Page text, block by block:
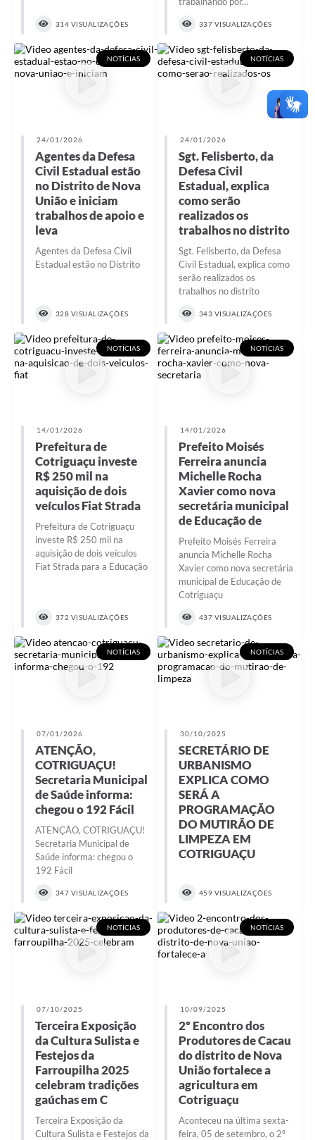
314 VISUALIZAÇÕES 337 VISUALIZAÇÕES
NOTÍCIAS
24/01/2026
Agentes da Defesa
Civil Estadual estão
no Distrito de Nova
União e iniciam
trabalhos de apoio e
leva
Agentes da Defesa Civil
Estadual estão no Distrito
328 VISUALIZAÇÕES
NOTÍCIAS
24/01/2026
Sgt. Felisberto, da
Defesa Civil
Estadual, explica
como serão
realizados os
trabalhos no distrito
Sgt. Felisberto, da Defesa
Civil Estadual, explica como
serão realizados os
trabalhos no distrito
343 VISUALIZAÇÕES
NOTÍCIAS
14/01/2026
Prefeitura de
Cotriguaçu investe
R$ 250 mil na
aquisição de dois
veículos Fiat Strada
Prefeitura de Cotriguaçu
investe R$ 250 mil na
aquisição de dois veículos
Fiat Strada para a Educação
372 VISUALIZAÇÕES
NOTÍCIAS
14/01/2026
Prefeito Moisés
Ferreira anuncia
Michelle Rocha
Xavier como nova
secretária municipal
de Educação de
Prefeito Moisés Ferreira
anuncia Michelle Rocha
Xavier como nova secretária
municipal de Educação de
Cotriguaçu
437 VISUALIZAÇÕES
NOTÍCIAS
07/01/2026
ATENÇÃO,
COTRIGUAÇU!
Secretaria Municipal
de Saúde informa:
chegou o 192 Fácil
ATENÇÃO, COTRIGUAÇU!
Secretaria Municipal de
Saúde informa: chegou o
192 Fácil
347 VISUALIZAÇÕES
NOTÍCIAS
30/10/2025
SECRETÁRIO DE
URBANISMO
EXPLICA COMO
SERÁ A
PROGRAMAÇÃO
DO MUTIRÃO DE
LIMPEZA EM
COTRIGUAÇU
459 VISUALIZAÇÕES
NOTÍCIAS
07/10/2025
Terceira Exposição
da Cultura Sulista e
Festejos da
Farroupilha 2025
celebram tradições
gaúchas em C
Terceira Exposição da
Cultura Sulista e Festejos da
NOTÍCIAS
10/09/2025
2º Encontro dos
Produtores de Cacau
do distrito de Nova
União fortalece a
agricultura em
Cotriguaçu
Aconteceu na última sexta-
feira, 05 de setembro, o 2º